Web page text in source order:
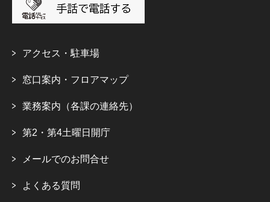
アクセス・駐車場
窓口案内・フロアマップ
業務案内（各課の連絡先）
第2・第4土曜日開庁
メールでのお問合せ
よくある質問